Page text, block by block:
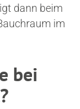
dann beim
im
bei